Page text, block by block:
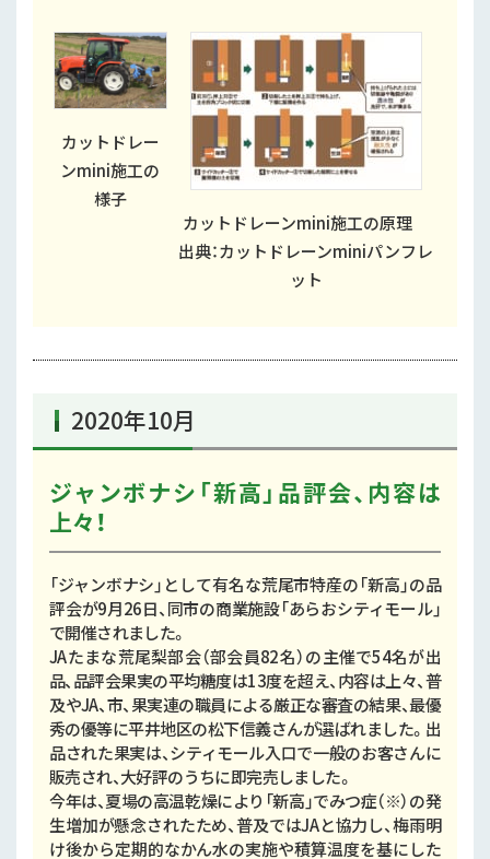
カットドレー
ンmini施工の
様子
カットドレーンmini施工の原理
出典：カットドレーンminiパンフレ
ット
2020年10月
ジャンボナシ「新高」品評会、内容は
上々！
「ジャンボナシ」として有名な荒尾市特産の「新高」の品
評会が9月26日、同市の商業施設「あらおシティモール」
で開催されました。
JAたまな荒尾梨部会（部会員82名）の主催で54名が出
品、品評会果実の平均糖度は13度を超え、内容は上々、普
及やJA、市、果実連の職員による厳正な審査の結果、最優
秀の優等に平井地区の松下信義さんが選ばれました。出
品された果実は、シティモール入口で一般のお客さんに
販売され、大好評のうちに即完売しました。
今年は、夏場の高温乾燥により「新高」でみつ症（※）の発
生増加が懸念されたため、普及ではJAと協力し、梅雨明
け後から定期的なかん水の実施や積算温度を基にした